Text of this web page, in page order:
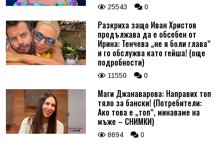
25543 0
Разкриха защо Иван Христов
продължава да е обсебен от
Ирина: Тенчева „не я боли глава“
и го обслужва като гейша! (още
подробности)
11550 0
Маги Джанаварова: Направих топ
тяло за бански! (Потребители:
Ако това е „топ“, минаваме на
мъже – СНИМКИ)
8694 0